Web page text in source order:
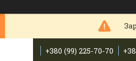
+380 (99) 225-70-70